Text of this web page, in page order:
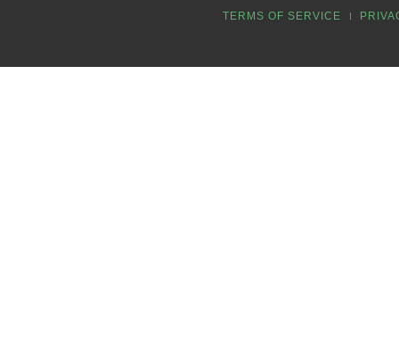
TERMS OF SERVICE